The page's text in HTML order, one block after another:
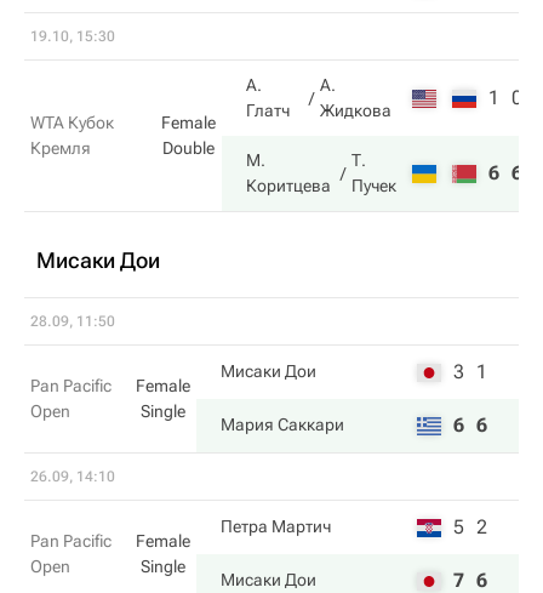
19.10, 15:30
WTA Кубок
Кремля
Female
Double
А.
Глатч
А.
Жидкова
1 0
М.
Коритцева
Т.
Пучек
6 6
Мисаки Дои
28.09, 11:50
Pan Pacific
Open
Female
Single
Мисаки Дои 3 1
Мария Саккари 6 6
26.09, 14:10
Pan Pacific
Open
Female
Single
Петра Мартич 5 2
Мисаки Дои 7 6